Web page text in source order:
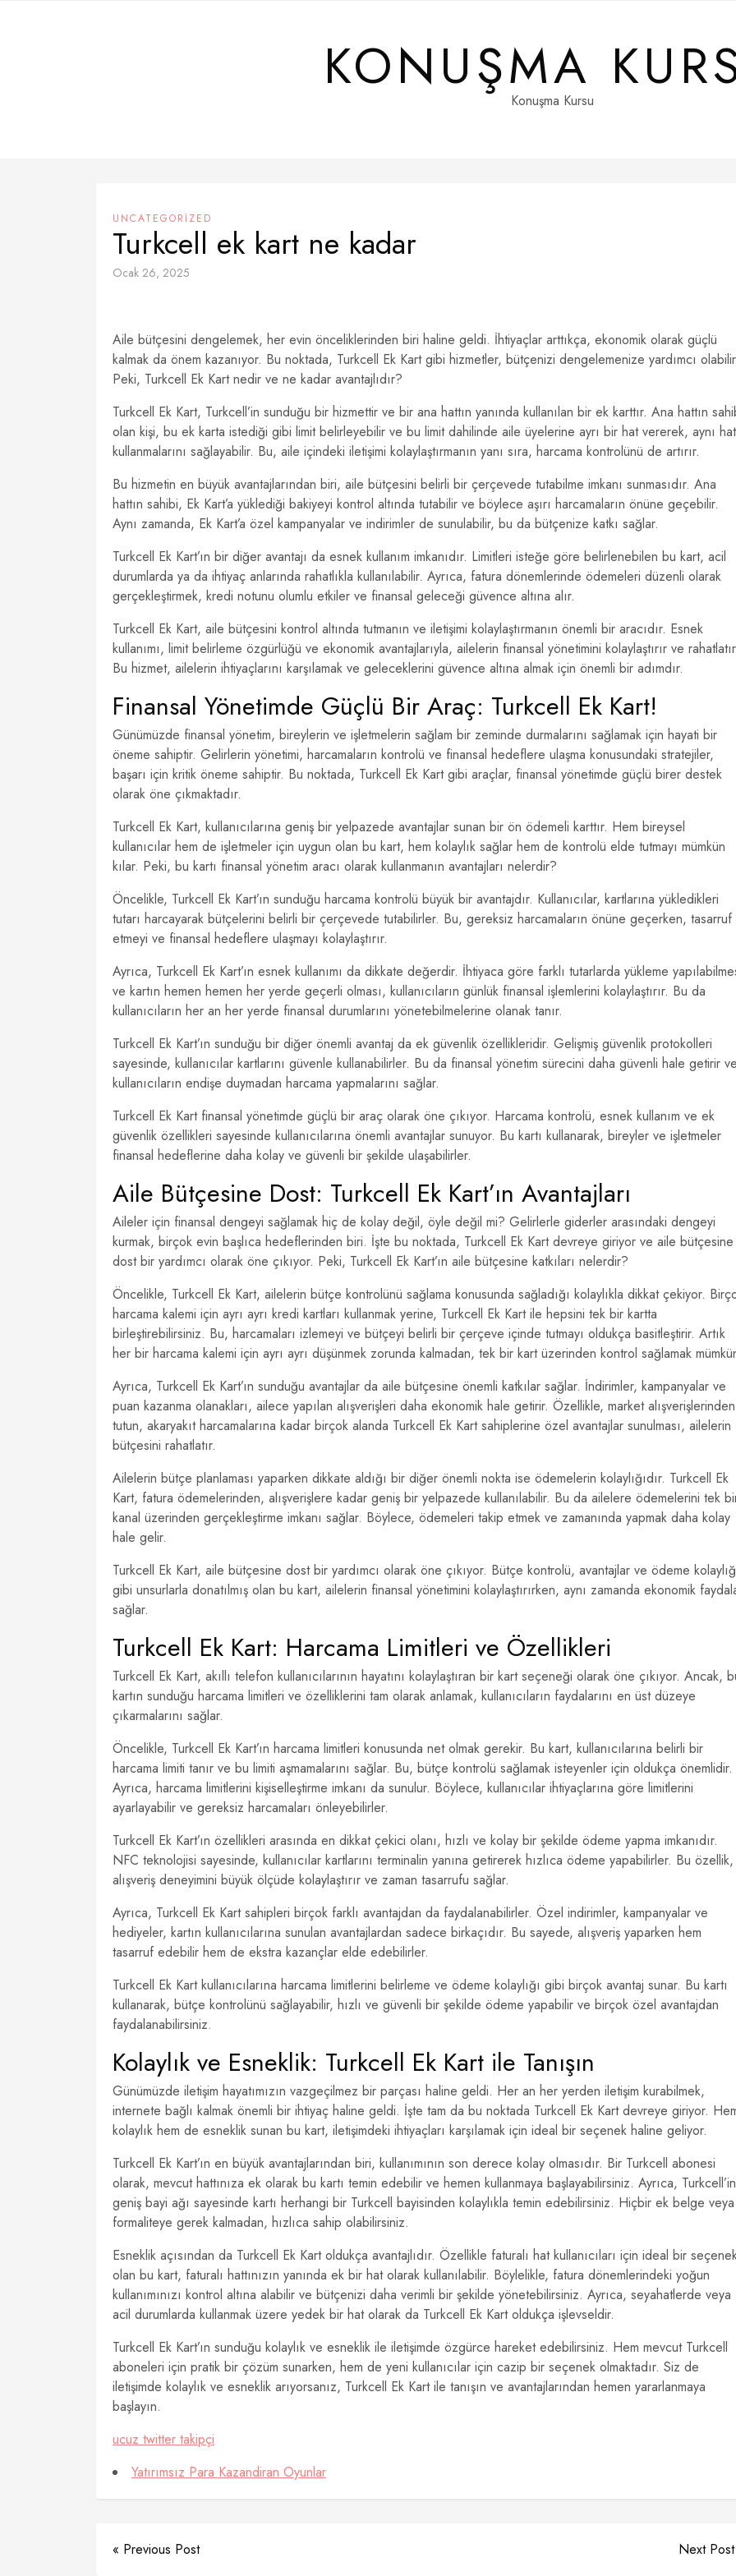
KONUŞMA
Konuşma Kursu
UNCATEGORIZED
Turkcell ek kart ne kadar
Ocak 26, 2025
Aile bütçesini dengelemek, her evin önceliklerinden biri haline geldi. İhtiyaçlar arttıkça, ekonomik olarak güçlü
kalmak da önem kazanıyor. Bu noktada, Turkcell Ek Kart gibi hizmetler, bütçenizi dengelemenize yardımcı
Peki, Turkcell Ek Kart nedir ve ne kadar avantajlıdır?
Turkcell Ek Kart, Turkcell’in sunduğu bir hizmettir ve bir ana hattın yanında kullanılan bir ek karttır. Ana hattın
olan kişi, bu ek karta istediği gibi limit belirleyebilir ve bu limit dahilinde aile üyelerine ayrı bir hat vererek, aynı
kullanmalarını sağlayabilir. Bu, aile içindeki iletişimi kolaylaştırmanın yanı sıra, harcama kontrolünü de artırır.
Bu hizmetin en büyük avantajlarından biri, aile bütçesini belirli bir çerçevede tutabilme imkanı sunmasıdır. Ana
hattın sahibi, Ek Kart’a yüklediği bakiyeyi kontrol altında tutabilir ve böylece aşırı harcamaların önüne geçebilir.
Aynı zamanda, Ek Kart’a özel kampanyalar ve indirimler de sunulabilir, bu da bütçenize katkı sağlar.
Turkcell Ek Kart’ın bir diğer avantajı da esnek kullanım imkanıdır. Limitleri isteğe göre belirlenebilen bu kart, acil
durumlarda ya da ihtiyaç anlarında rahatlıkla kullanılabilir. Ayrıca, fatura dönemlerinde ödemeleri düzenli olarak
gerçekleştirmek, kredi notunu olumlu etkiler ve finansal geleceği güvence altına alır.
Turkcell Ek Kart, aile bütçesini kontrol altında tutmanın ve iletişimi kolaylaştırmanın önemli bir aracıdır. Esnek
kullanımı, limit belirleme özgürlüğü ve ekonomik avantajlarıyla, ailelerin finansal yönetimini kolaylaştırır ve
Bu hizmet, ailelerin ihtiyaçlarını karşılamak ve geleceklerini güvence altına almak için önemli bir adımdır.
Finansal Yönetimde Güçlü Bir Araç: Turkcell Ek Kart!
Günümüzde finansal yönetim, bireylerin ve işletmelerin sağlam bir zeminde durmalarını sağlamak için hayati bir
öneme sahiptir. Gelirlerin yönetimi, harcamaların kontrolü ve finansal hedeflere ulaşma konusundaki stratejiler,
başarı için kritik öneme sahiptir. Bu noktada, Turkcell Ek Kart gibi araçlar, finansal yönetimde güçlü birer destek
olarak öne çıkmaktadır.
Turkcell Ek Kart, kullanıcılarına geniş bir yelpazede avantajlar sunan bir ön ödemeli karttır. Hem bireysel
kullanıcılar hem de işletmeler için uygun olan bu kart, hem kolaylık sağlar hem de kontrolü elde tutmayı mümkün
kılar. Peki, bu kartı finansal yönetim aracı olarak kullanmanın avantajları nelerdir?
Öncelikle, Turkcell Ek Kart’ın sunduğu harcama kontrolü büyük bir avantajdır. Kullanıcılar, kartlarına yükledikleri
tutarı harcayarak bütçelerini belirli bir çerçevede tutabilirler. Bu, gereksiz harcamaların önüne geçerken, tasarruf
etmeyi ve finansal hedeflere ulaşmayı kolaylaştırır.
Ayrıca, Turkcell Ek Kart’ın esnek kullanımı da dikkate değerdir. İhtiyaca göre farklı tutarlarda yükleme
ve kartın hemen hemen her yerde geçerli olması, kullanıcıların günlük finansal işlemlerini kolaylaştırır. Bu da
kullanıcıların her an her yerde finansal durumlarını yönetebilmelerine olanak tanır.
Turkcell Ek Kart’ın sunduğu bir diğer önemli avantaj da ek güvenlik özellikleridir. Gelişmiş güvenlik protokolleri
sayesinde, kullanıcılar kartlarını güvenle kullanabilirler. Bu da finansal yönetim sürecini daha güvenli hale getirir
kullanıcıların endişe duymadan harcama yapmalarını sağlar.
Turkcell Ek Kart finansal yönetimde güçlü bir araç olarak öne çıkıyor. Harcama kontrolü, esnek kullanım ve ek
güvenlik özellikleri sayesinde kullanıcılarına önemli avantajlar sunuyor. Bu kartı kullanarak, bireyler ve işletmeler
finansal hedeflerine daha kolay ve güvenli bir şekilde ulaşabilirler.
Aile Bütçesine Dost: Turkcell Ek Kart’ın Avantajları
Aileler için finansal dengeyi sağlamak hiç de kolay değil, öyle değil mi? Gelirlerle giderler arasındaki dengeyi
kurmak, birçok evin başlıca hedeflerinden biri. İşte bu noktada, Turkcell Ek Kart devreye giriyor ve aile bütçesine
dost bir yardımcı olarak öne çıkıyor. Peki, Turkcell Ek Kart’ın aile bütçesine katkıları nelerdir?
Öncelikle, Turkcell Ek Kart, ailelerin bütçe kontrolünü sağlama konusunda sağladığı kolaylıkla dikkat çekiyor.
harcama kalemi için ayrı ayrı kredi kartları kullanmak yerine, Turkcell Ek Kart ile hepsini tek bir kartta
birleştirebilirsiniz. Bu, harcamaları izlemeyi ve bütçeyi belirli bir çerçeve içinde tutmayı oldukça basitleştirir. Artık
her bir harcama kalemi için ayrı ayrı düşünmek zorunda kalmadan, tek bir kart üzerinden kontrol sağlamak
Ayrıca, Turkcell Ek Kart’ın sunduğu avantajlar da aile bütçesine önemli katkılar sağlar. İndirimler, kampanyalar ve
puan kazanma olanakları, ailece yapılan alışverişleri daha ekonomik hale getirir. Özellikle, market alışverişlerinden
tutun, akaryakıt harcamalarına kadar birçok alanda Turkcell Ek Kart sahiplerine özel avantajlar sunulması, ailelerin
bütçesini rahatlatır.
Ailelerin bütçe planlaması yaparken dikkate aldığı bir diğer önemli nokta ise ödemelerin kolaylığıdır. Turkcell Ek
Kart, fatura ödemelerinden, alışverişlere kadar geniş bir yelpazede kullanılabilir. Bu da ailelere ödemelerini tek
kanal üzerinden gerçekleştirme imkanı sağlar. Böylece, ödemeleri takip etmek ve zamanında yapmak daha kolay
hale gelir.
Turkcell Ek Kart, aile bütçesine dost bir yardımcı olarak öne çıkıyor. Bütçe kontrolü, avantajlar ve ödeme
gibi unsurlarla donatılmış olan bu kart, ailelerin finansal yönetimini kolaylaştırırken, aynı zamanda ekonomik
sağlar.
Turkcell Ek Kart: Harcama Limitleri ve Özellikleri
Turkcell Ek Kart, akıllı telefon kullanıcılarının hayatını kolaylaştıran bir kart seçeneği olarak öne çıkıyor. Ancak,
kartın sunduğu harcama limitleri ve özelliklerini tam olarak anlamak, kullanıcıların faydalarını en üst düzeye
çıkarmalarını sağlar.
Öncelikle, Turkcell Ek Kart’ın harcama limitleri konusunda net olmak gerekir. Bu kart, kullanıcılarına belirli bir
harcama limiti tanır ve bu limiti aşmamalarını sağlar. Bu, bütçe kontrolü sağlamak isteyenler için oldukça önemlidir.
Ayrıca, harcama limitlerini kişiselleştirme imkanı da sunulur. Böylece, kullanıcılar ihtiyaçlarına göre limitlerini
ayarlayabilir ve gereksiz harcamaları önleyebilirler.
Turkcell Ek Kart’ın özellikleri arasında en dikkat çekici olanı, hızlı ve kolay bir şekilde ödeme yapma imkanıdır.
NFC teknolojisi sayesinde, kullanıcılar kartlarını terminalin yanına getirerek hızlıca ödeme yapabilirler. Bu özellik,
alışveriş deneyimini büyük ölçüde kolaylaştırır ve zaman tasarrufu sağlar.
Ayrıca, Turkcell Ek Kart sahipleri birçok farklı avantajdan da faydalanabilirler. Özel indirimler, kampanyalar ve
hediyeler, kartın kullanıcılarına sunulan avantajlardan sadece birkaçıdır. Bu sayede, alışveriş yaparken hem
tasarruf edebilir hem de ekstra kazançlar elde edebilirler.
Turkcell Ek Kart kullanıcılarına harcama limitlerini belirleme ve ödeme kolaylığı gibi birçok avantaj sunar. Bu kartı
kullanarak, bütçe kontrolünü sağlayabilir, hızlı ve güvenli bir şekilde ödeme yapabilir ve birçok özel avantajdan
faydalanabilirsiniz.
Kolaylık ve Esneklik: Turkcell Ek Kart ile Tanışın
Günümüzde iletişim hayatımızın vazgeçilmez bir parçası haline geldi. Her an her yerden iletişim kurabilmek,
internete bağlı kalmak önemli bir ihtiyaç haline geldi. İşte tam da bu noktada Turkcell Ek Kart devreye giriyor.
kolaylık hem de esneklik sunan bu kart, iletişimdeki ihtiyaçları karşılamak için ideal bir seçenek haline geliyor.
Turkcell Ek Kart’ın en büyük avantajlarından biri, kullanımının son derece kolay olmasıdır. Bir Turkcell abonesi
olarak, mevcut hattınıza ek olarak bu kartı temin edebilir ve hemen kullanmaya başlayabilirsiniz. Ayrıca, Turkcell’in
geniş bayi ağı sayesinde kartı herhangi bir Turkcell bayisinden kolaylıkla temin edebilirsiniz. Hiçbir ek belge veya
formaliteye gerek kalmadan, hızlıca sahip olabilirsiniz.
Esneklik açısından da Turkcell Ek Kart oldukça avantajlıdır. Özellikle faturalı hat kullanıcıları için ideal bir
olan bu kart, faturalı hattınızın yanında ek bir hat olarak kullanılabilir. Böylelikle, fatura dönemlerindeki yoğun
kullanımınızı kontrol altına alabilir ve bütçenizi daha verimli bir şekilde yönetebilirsiniz. Ayrıca, seyahatlerde veya
acil durumlarda kullanmak üzere yedek bir hat olarak da Turkcell Ek Kart oldukça işlevseldir.
Turkcell Ek Kart’ın sunduğu kolaylık ve esneklik ile iletişimde özgürce hareket edebilirsiniz. Hem mevcut Turkcell
aboneleri için pratik bir çözüm sunarken, hem de yeni kullanıcılar için cazip bir seçenek olmaktadır. Siz de
iletişimde kolaylık ve esneklik arıyorsanız, Turkcell Ek Kart ile tanışın ve avantajlarından hemen yararlanmaya
başlayın.
ucuz twitter takipçi
Yatırımsız Para Kazandiran Oyunlar
« Previous Post Next